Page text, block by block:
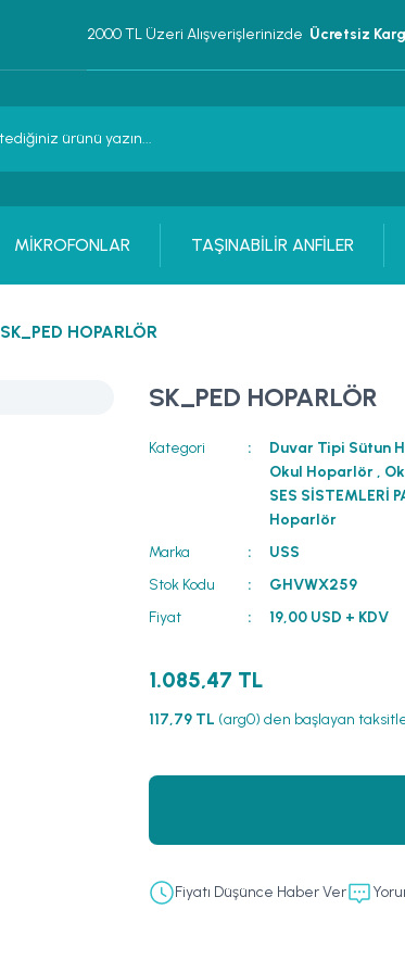
2000 TL Üzeri Alışverişlerinizde Ücretsiz
MİKROFONLAR TAŞINABİLİR ANFİLER
SK_PED HOPARLÖR
SK_PED HOPARLÖR
Kategori Duvar Tipi Sütun
Okul Hoparlör,
SES SİSTEMLERİ
Hoparlör
Marka
USS
Stok Kodu
GHVWX259
Fiyat
19,00 USD + KDV
1.085,47 TL
117,79 TL (arg0) den başlayan
Fiyatı Düşünce Haber Ver